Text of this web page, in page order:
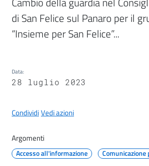
Servizi
Vivere
p
p
u
di San Felice sul Panaro per il
“Insieme per San Felice”...
Data:
28 luglio 2023
CondividiVedi azioni
Argomenti
Accesso all'informazione Comunicazione